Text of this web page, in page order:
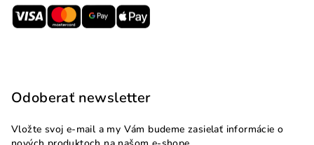
Odoberať newsletter
Vložte svoj e-mail a my Vám budeme zasielať informácie o